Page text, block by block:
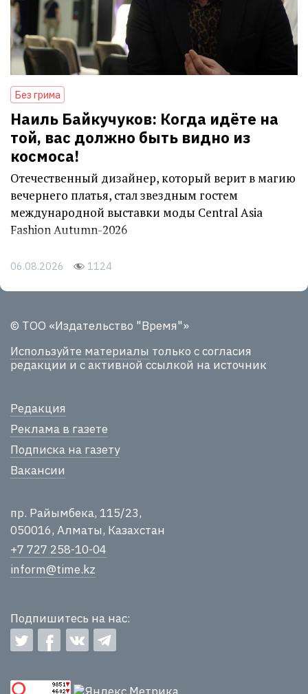
Без грима
Наиль Байкучуков: Когда идёте на
той, вас должно быть видно из
космоса!
Отечественный дизайнер, который верит в магию
вечернего платья, стал звездным гостем
международной выставки моды Central Asia
Fashion Autumn-2026
06.08.2026 1124
© ТОО «Издательство "Время"»
Используйте материалы только с согласия
редакции и с активной ссылкой на источник
Редакция
Реклама в газете
Подписка на газету
Вакансии
пр. Райымбека, 115/23,
050016, Алматы, Казахстан
+7 727 258-10-04
inform@time.kz
Подпишитесь на нас: